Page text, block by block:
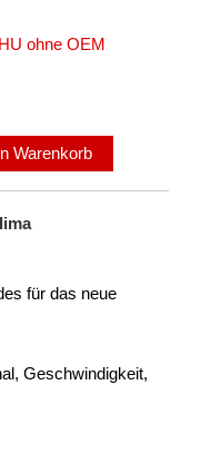
ohne OEM
Warenkorb
für das neue
Geschwindigkeit,